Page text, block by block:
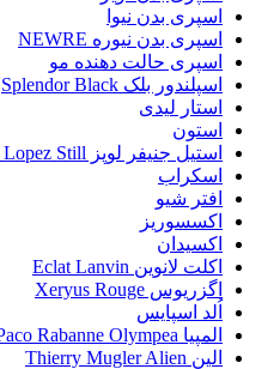
اسپری بدن نیوا
اسپری بدن نیوره NEWRE
اسپری حالت دهنده مو
اسپلندور بلک Splendor Black
استار لیدی
استون
استیل جنیفر لوپز Jennifer Lopez Still
اسکراب
افتر شیو
اکسسوریز
اکسیدان
اکلت لانوین Eclat Lanvin
اگزریوس Xeryus Rouge
اُلد اسپایس
المپیا Paco Rabanne Olympea
الین Thierry Mugler Alien